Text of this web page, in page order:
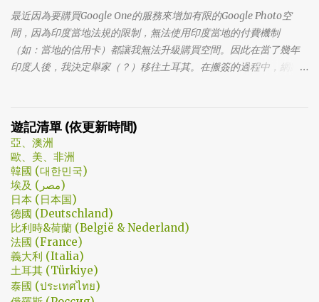
還是在劇荒中，再重看第一集，意外的覺得發現角色們的另外一
面。像是大叔上班時原來是講冷笑話的高手；至安那張毫無感情的
臉，讓人恐懼；另外大叔老婆偷情偷的天經地義，無負擔，也讓我
嚇到。 看這鏡頭有時候都不知道老婆怎麼會回心轉意。 如同版友們
劇了；接著至安把都俊永代表玩弄掌心的談判…這倒底是怎麼樣風格
的劇集，難倒是推理劇嗎? 但是主角三兄弟與媽媽的鬥嘴，這不應該
是家庭劇嗎? 說到家庭劇，這部劇我第一個哭點和男女主角無關，而
是在大哥被罵，媽媽放下便當離開，之後對他微笑的那場戲。然後
我知道，我放不下這部劇了。 但這編劇藥下的好猛，同一集還不肯
放手。結尾細節就不說了，硬是收的漂亮 - 這麼棒的劇才第四集，
不禁讓我倍感期待，也開始每週期待上演的時間。 還加了Prison
Break的梗，剛好我就是PB的劇迷呀!!! 這應該是很感人的橋段，但怎
麼腦海中覺得奶奶好像和ET一樣要飛往月球了… 看到這的時候只覺
得大叔身體真是好，我應該已經無法揹著媽...
最近因為要購買Google One的服務來增加有限的Google Photo空
間，因為印度當地法規的限制，無法使用印度當地的付費機制
（如：當地的信用卡）都讓我無法升級購買空間。因此在當了幾年
印度人後，我決定舉家（？）移往土耳其。在搬簽的過程中，網路
期了… 在花了幾個小時試了一下，目前與大家推薦的是Urban VPN
遊記清單 (依更新時間)
亞、澳洲
歐、美、非洲
韓國 (대한민국)
埃及 (مصر)
日本 (日本国)
德國 (Deutschland)
比利時&荷蘭 (België & Nederland)
法國 (France)
義大利 (Italia)
土耳其 (Türkiye)
泰國 (ประเทศไทย)